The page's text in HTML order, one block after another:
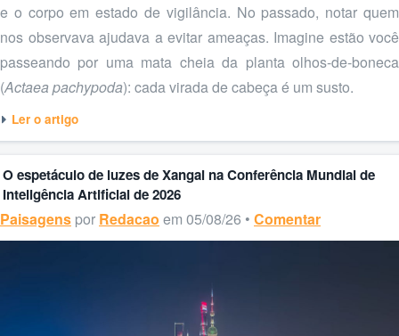
e o corpo em estado de vigilância. No passado, notar quem
nos observava ajudava a evitar ameaças. Imagine estão você
passeando por uma mata cheia da planta olhos-de-boneca
(Actaea pachypoda): cada virada de cabeça é um susto.
Ler o artigo
O espetáculo de luzes de Xangai na Conferência Mundial de
Inteligência Artificial de 2026
Paisagens por Redacao em 05/08/26 • Comentar